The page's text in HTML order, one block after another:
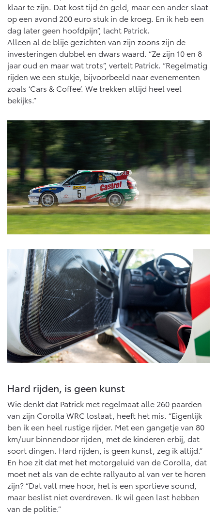
klaar te zijn. Dat kost tijd én geld, maar een ander slaat
op een avond 200 euro stuk in de kroeg. En ik heb een
dag later geen hoofdpijn”, lacht Patrick.
Alleen al de blije gezichten van zijn zoons zijn de
investeringen dubbel en dwars waard. “Ze zijn 10 en 8
jaar oud en maar wat trots”, vertelt Patrick. “Regelmatig
rijden we een stukje, bijvoorbeeld naar evenementen
zoals ‘Cars & Coffee’. We trekken altijd heel veel
bekijks.”
Hard rijden, is geen kunst
Wie denkt dat Patrick met regelmaat alle 260 paarden
van zijn Corolla WRC loslaat, heeft het mis. “Eigenlijk
ben ik een heel rustige rijder. Met een gangetje van 80
km/uur binnendoor rijden, met de kinderen erbij, dat
soort dingen. Hard rijden, is geen kunst, zeg ik altijd.”
En hoe zit dat met het motorgeluid van de Corolla, dat
moet net als van de echte rallyauto al van ver te horen
zijn? “Dat valt mee hoor, het is een sportieve sound,
maar beslist niet overdreven. Ik wil geen last hebben
van de politie.”